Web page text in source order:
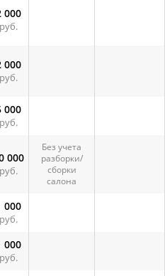
000
руб.
000
руб.
000
руб.
000
руб.
Без учета
разборки/
сборки
салона
000
руб.
000
руб.